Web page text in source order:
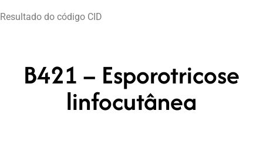
Resultado do código CID
B421 – Esporotricose
linfocutânea